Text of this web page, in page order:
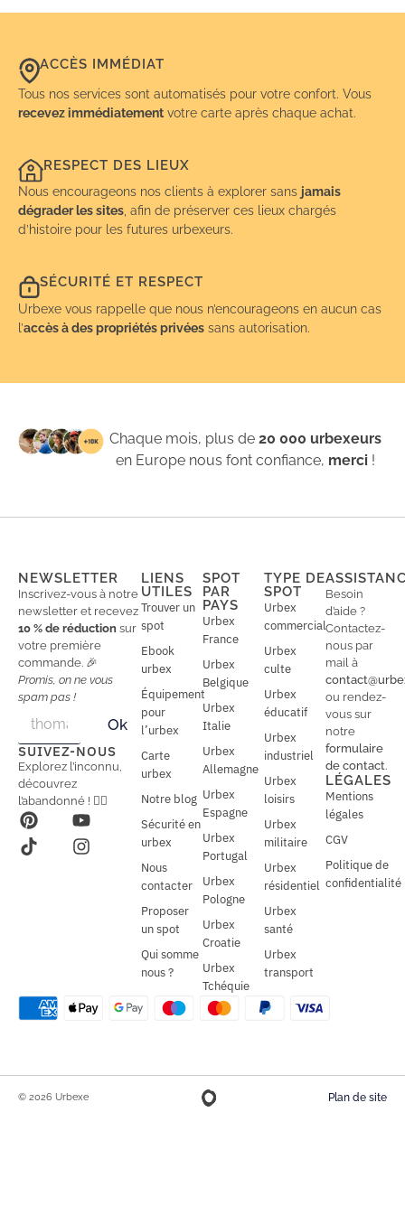
ACCÈS IMMÉDIAT
Tous nos services sont automatisés pour votre confort. Vous
recevez immédiatement votre carte après chaque achat.
RESPECT DES LIEUX
Nous encourageons nos clients à explorer sans jamais
dégrader les sites , afin de préserver ces lieux chargés
d’histoire pour les futures urbexeurs.
SÉCURITÉ ET RESPECT
Urbexe vous rappelle que nous n’encourageons en aucun cas
l’accès à des propriétés privées sans autorisation.
Chaque mois, plus de20 000 urbexeurs
en Europe nous font confiance, merci !
NEWSLETTER
Inscrivez-vous à notre
newsletter et recevez
10 % de réduction sur
votre première
commande. 🎉
Promis, on ne vous
spam pas !
a
i
l
a
i
l
*
Ok
SUIVEZ-NOUS
Explorez l’inconnu,
découvrez
l’abandonné ! 🕵️‍♂️
LIENS
UTILES
Trouver un
spot
Ebook
urbex
Équipement
pour
l’urbex
Carte
urbex
Notre blog
Sécurité en
urbex
Nous
contacter
Proposer
un spot
Qui somme
nous ?
SPOT
PAR
PAYS
Urbex
France
Urbex
Belgique
Urbex
Italie
Urbex
Allemagne
Urbex
Espagne
Urbex
Portugal
Urbex
Pologne
Urbex
Croatie
Urbex
Tchéquie
TYPE DE
SPOT
Urbex
commercial
Urbex
culte
Urbex
éducatif
Urbex
industriel
Urbex
loisirs
Urbex
militaire
Urbex
résidentiel
Urbex
santé
Urbex
transport
Besoin
d’aide ?
Contactez-
nous par
mail à
ou rendez-
vous sur
notre
formulaire
de contact.
LÉGALES
Mentions
légales
CGV
Politique de
confidentialité
© 2026 Urbexe Plan de site